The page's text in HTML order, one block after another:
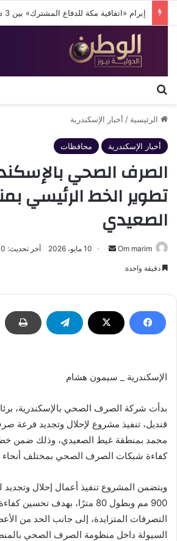
إبرام «اتفاقية مكة للدفاع المشترك» بين 3 دول إسلامية
الرئيسية / أخبار الإسكندرية
أخبار الإسكندرية محافظات
الصرف الصحي
تطوير الخط الرئيسي
الصعيدي
Om marim
أرسل 10 مايو، 2026 آخر تحديث: 10 مايو، 2026
دقيقة واحدة
الإسكندرية _ سيمون هشام
بدأت شركة الصرف الصحي بالإسكندرية،
قنديل، تنفيذ مشروع لإحلال وتجديد فرعة
محمد بمنطقة غيط الصعيدي، وذلك ضمن
كفاءة شبكات الصرف الصحي بمختلف أنحاء
ويتضمن المشروع تنفيذ أعمال إحلال
900 مم وبطول 80 مترًا، بهدف
التصرفات المتزايدة، إلى جانب الحد من
السيولة داخل منظومة الصرف الصحي